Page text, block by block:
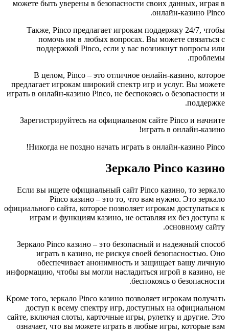
можете быть уверены в безопасности своих данных, играя в
онлайн-казино Pinco.
Также, Pinco предлагает игрокам поддержку 24/7, чтобы
помочь им в любых вопросах. Вы можете связаться с
поддержкой Pinco, если у вас возникнут вопросы или
проблемы.
В целом, Pinco – это отличное онлайн-казино, которое
предлагает игрокам широкий спектр игр и услуг. Вы можете
играть в онлайн-казино Pinco, не беспокоясь о безопасности и
поддержке.
Зарегистрируйтесь на официальном сайте Pinco и начните
играть в онлайн-казино!
Никогда не поздно начать играть в онлайн-казино Pinco!
Зеркало Pinco казино
Если вы ищете официальный сайт Pinco казино, то зеркало
Pinco казино – это то, что вам нужно. Это зеркало
официального сайта, которое позволяет игрокам доступаться к
играм и функциям казино, не оставляя их без доступа к
основному сайту.
Зеркало Pinco казино – это безопасный и надежный способ
играть в казино, не рискуя своей безопасностью. Оно
обеспечивает анонимность и защищает вашу личную
информацию, чтобы вы могли насладиться игрой в казино, не
беспокоясь о безопасности.
Кроме того, зеркало Pinco казино позволяет игрокам получать
доступ к всему спектру игр, доступных на официальном
сайте, включая слоты, карточные игры, рулетку и другие. Это
означает, что вы можете играть в любые игры, которые вам